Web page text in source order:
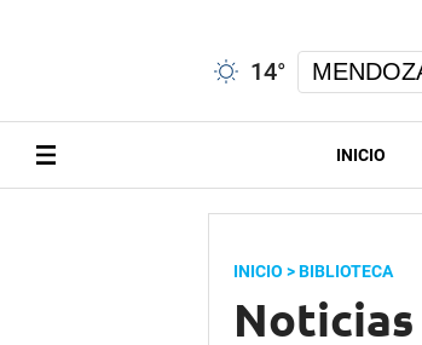
14°
INICIO
INICIO > BIBLIOTECA